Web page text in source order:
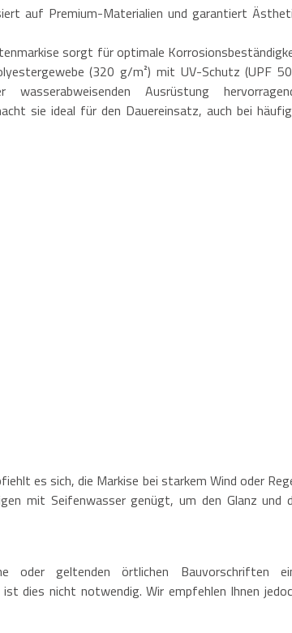
auf Premium-Materialien und garantiert
sorgt für optimale
(320 g/m²) mit UV-Schutz (UPF
Ausrüstung
sie ideal für den Dauereinsatz, auch bei
es sich, die Markise bei starkem Wind oder
mit Seifenwasser genügt, um den Glanz und
oder geltenden örtlichen Bauvorschriften
dies nicht notwendig. Wir empfehlen Ihnen